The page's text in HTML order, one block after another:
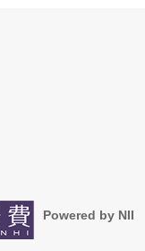
Powered by NII